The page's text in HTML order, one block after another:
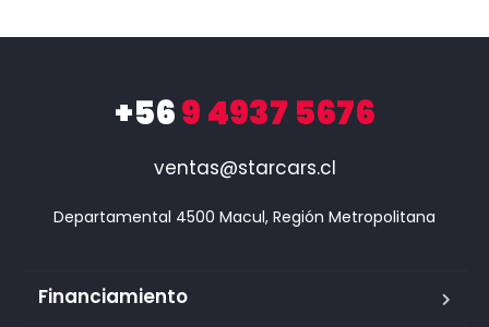
+569 4937 5676
ventas@starcars.cl
Financiamiento